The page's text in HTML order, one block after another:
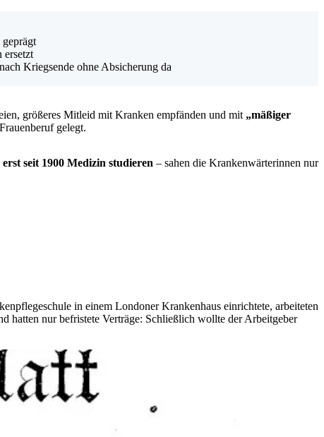
ersetzt
Kriegsende ohne Absicherung da
größeres Mitleid mit Kranken empfänden und mit „mäßiger
gelegt.
seit 1900 Medizin studieren – sahen die Krankenwärterinnen nur
in einem Londoner Krankenhaus einrichtete, arbeiteten
hatten nur befristete Verträge: Schließlich wollte der Arbeitgeber